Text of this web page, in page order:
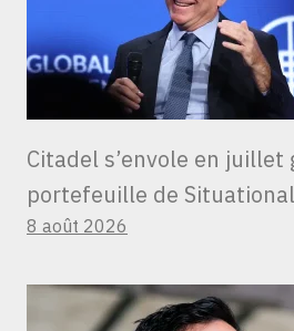
Citadel s’envole en juillet
portefeuille de
8 août 2026